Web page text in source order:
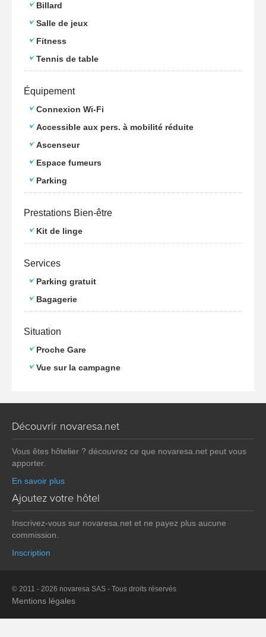
Billard
Salle de jeux
Fitness
Tennis de table
Équipement
Connexion Wi-Fi
Accessible aux pers. à mobilité réduite
Ascenseur
Espace fumeurs
Parking
Prestations Bien-être
Kit de linge
Services
Parking gratuit
Bagagerie
Situation
Proche Gare
Vue sur la campagne
Découvrir novaresa.net
Vous êtes hôtelier ? découvrez ce que novaresa.net peut vous
apporter.
En savoir plus
Ajoutez votre hôtel
Inscrivez-vous sur novaresa.net et ne payez plus aucune
commission.
Inscription
© 2011 - 2026 novaresa SAS - Tous droits réservés
Mentions légales